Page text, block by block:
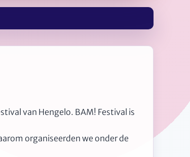
van Hengelo. BAM! Festival is
organiseerden we onder de